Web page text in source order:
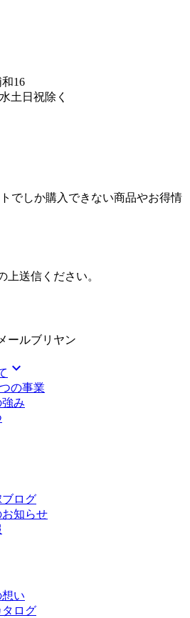
16
土日祝除く
でしか購入できない商品やお得情
上送信ください。
ールブリヤン
expand_more
の事業
み
ブログ
知らせ
い
ログ